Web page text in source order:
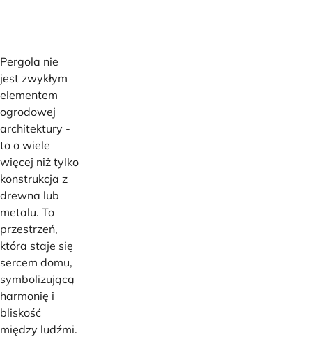
Pergola nie
jest zwykłym
elementem
ogrodowej
architektury -
to o wiele
więcej niż tylko
konstrukcja z
drewna lub
metalu. To
przestrzeń,
która staje się
sercem domu,
symbolizującą
harmonię i
bliskość
między ludźmi.